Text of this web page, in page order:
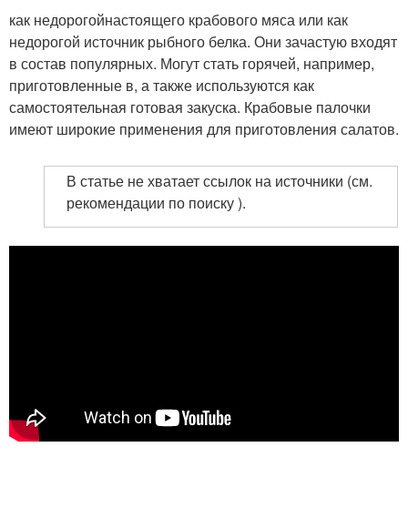
как недорогойнастоящего крабового мяса или как
недорогой источник рыбного белка. Они зачастую входят
в состав популярных. Могут стать горячей, например,
приготовленные в, а также используются как
самостоятельная готовая закуска. Крабовые палочки
имеют широкие применения для приготовления салатов.
В статье не хватает ссылок на источники (см.
рекомендации по поиску ).